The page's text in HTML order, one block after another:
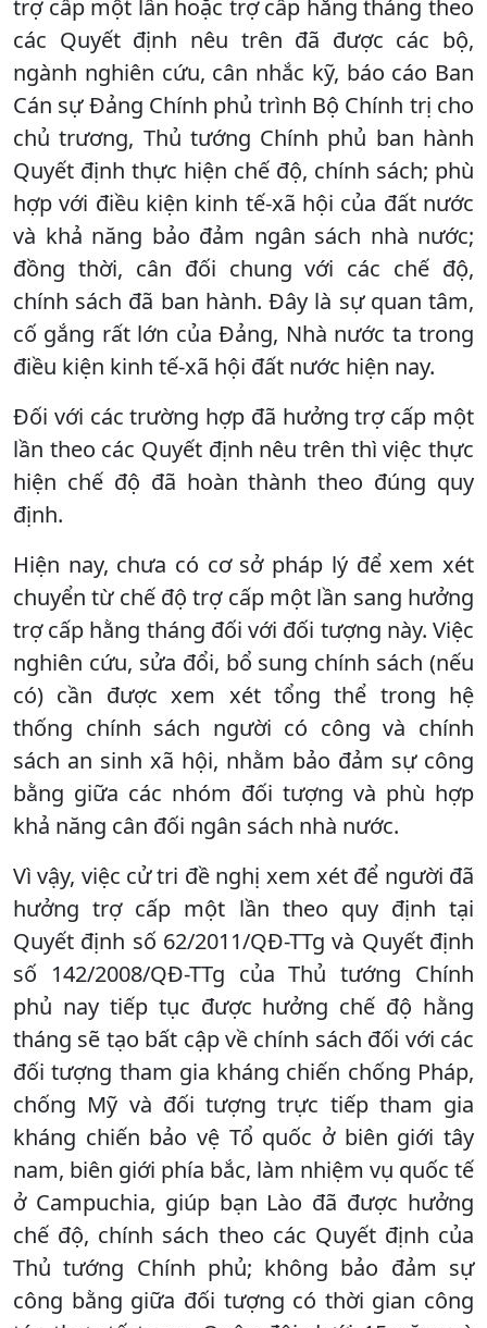
trợ cấp một lần hoặc trợ cấp hằng tháng theo
các Quyết định nêu trên đã được các bộ,
ngành nghiên cứu, cân nhắc kỹ, báo cáo Ban
Cán sự Đảng Chính phủ trình Bộ Chính trị cho
chủ trương, Thủ tướng Chính phủ ban hành
Quyết định thực hiện chế độ, chính sách; phù
hợp với điều kiện kinh tế-xã hội của đất nước
và khả năng bảo đảm ngân sách nhà nước;
đồng thời, cân đối chung với các chế độ,
chính sách đã ban hành. Đây là sự quan tâm,
cố gắng rất lớn của Đảng, Nhà nước ta trong
điều kiện kinh tế-xã hội đất nước hiện nay.
Đối với các trường hợp đã hưởng trợ cấp một
lần theo các Quyết định nêu trên thì việc thực
hiện chế độ đã hoàn thành theo đúng quy
định.
Hiện nay, chưa có cơ sở pháp lý để xem xét
chuyển từ chế độ trợ cấp một lần sang hưởng
trợ cấp hằng tháng đối với đối tượng này. Việc
nghiên cứu, sửa đổi, bổ sung chính sách (nếu
có) cần được xem xét tổng thể trong hệ
thống chính sách người có công và chính
sách an sinh xã hội, nhằm bảo đảm sự công
bằng giữa các nhóm đối tượng và phù hợp
khả năng cân đối ngân sách nhà nước.
Vì vậy, việc cử tri đề nghị xem xét để người đã
hưởng trợ cấp một lần theo quy định tại
Quyết định số 62/2011/QĐ-TTg và Quyết định
số 142/2008/QĐ-TTg của Thủ tướng Chính
phủ nay tiếp tục được hưởng chế độ hằng
tháng sẽ tạo bất cập về chính sách đối với các
đối tượng tham gia kháng chiến chống Pháp,
chống Mỹ và đối tượng trực tiếp tham gia
kháng chiến bảo vệ Tổ quốc ở biên giới tây
nam, biên giới phía bắc, làm nhiệm vụ quốc tế
ở Campuchia, giúp bạn Lào đã được hưởng
chế độ, chính sách theo các Quyết định của
Thủ tướng Chính phủ; không bảo đảm sự
công bằng giữa đối tượng có thời gian công